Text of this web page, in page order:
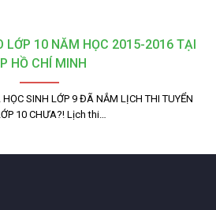
LỚP 10 NĂM HỌC 2015-2016 TẠI
HỒ CHÍ MINH
SINH LỚP 9 ĐÃ NẮM LỊCH THI TUYỂN
10 CHƯA?! Lịch thi…